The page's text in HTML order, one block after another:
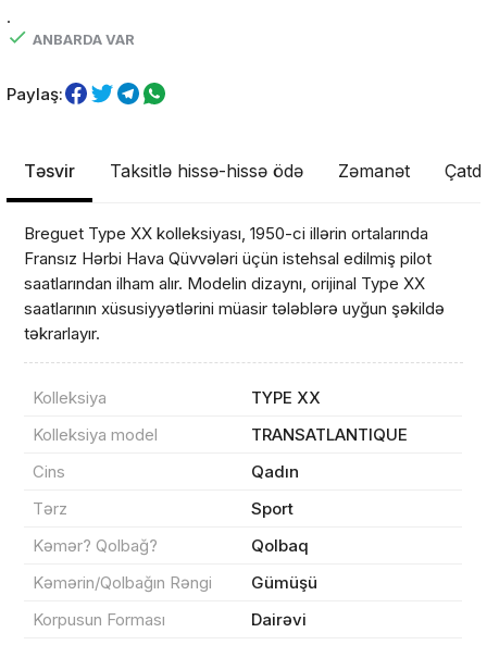
.
ANBARDA VAR
Paylaş:
Təsvir Taksitlə hissə-hissə ödə Zəmanət
Breguet Type XX kolleksiyası, 1950-ci illərin ortalarında
Fransız Hərbi Hava Qüvvələri üçün istehsal edilmiş pilot
saatlarından ilham alır. Modelin dizaynı, orijinal Type XX
saatlarının xüsusiyyətlərini müasir tələblərə uyğun şəkildə
təkrarlayır.
Kolleksiya
TYPE XX
Kolleksiya model
TRANSATLANTIQUE
Cins
Qadın
Tərz
Sport
Kəmər? Qolbağ?
Qolbaq
Kəmərin/Qolbağın Rəngi
Gümüşü
Korpusun Forması
Dairəvi
Məhsul(lar) səbətə əlavə edildi
Sifarişin detalları
Məhsul toplam